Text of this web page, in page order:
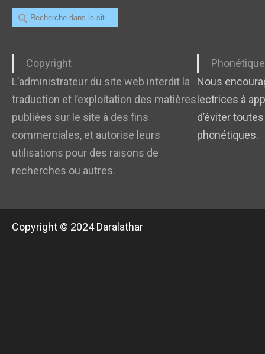
Recherche
Copyright
L’administrateur du site web interdit la
traduction et l’exploitation des matières
publiées sur le site à des fins
commerciales, et autorise leurs
utilisations pour des raisons de
recherches ou autres.
Phonétique
Nous
lectrices à
d’éviter
phonétiques.
Copyright © 2024 Daralathar